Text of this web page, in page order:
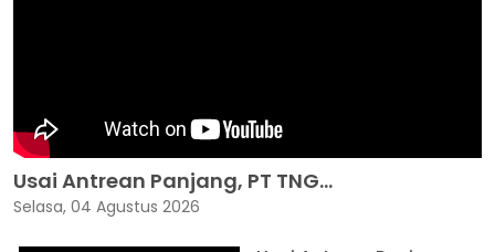
Usai Antrean Panjang, PT TNG...
Selasa, 04 Agustus 2026